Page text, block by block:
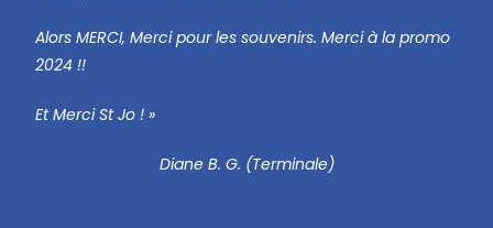
Alors MERCI, Merci pour les souvenirs. Merci à la promo
2024 !!
Et Merci St Jo ! »
Diane B. G. (Terminale)